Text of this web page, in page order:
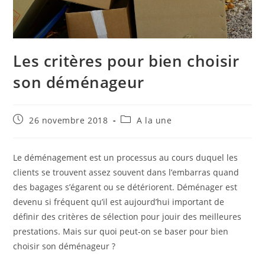
Les critères pour bien choisir
son déménageur
Publication
26 novembre 2018
PostA la une
Le déménagement est un processus au cours duquel les
clients se trouvent assez souvent dans l’embarras quand
des bagages s’égarent ou se détériorent. Déménager est
devenu si fréquent qu’il est aujourd’hui important de
définir des critères de sélection pour jouir des meilleures
prestations. Mais sur quoi peut-on se baser pour bien
choisir son déménageur ?